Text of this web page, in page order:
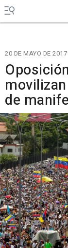
20 DE MAYO DE 2017
de